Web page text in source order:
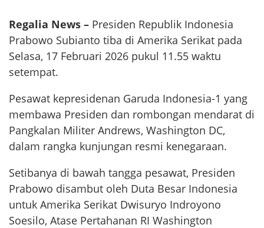
Regalia News – Presiden Republik Indonesia
Prabowo Subianto tiba di Amerika Serikat pada
Selasa, 17 Februari 2026 pukul 11.55 waktu
setempat.
Pesawat kepresidenan Garuda Indonesia-1 yang
membawa Presiden dan rombongan mendarat di
Pangkalan Militer Andrews, Washington DC,
dalam rangka kunjungan resmi kenegaraan.
Setibanya di bawah tangga pesawat, Presiden
Prabowo disambut oleh Duta Besar Indonesia
untuk Amerika Serikat Dwisuryo Indroyono
Soesilo, Atase Pertahanan RI Washington